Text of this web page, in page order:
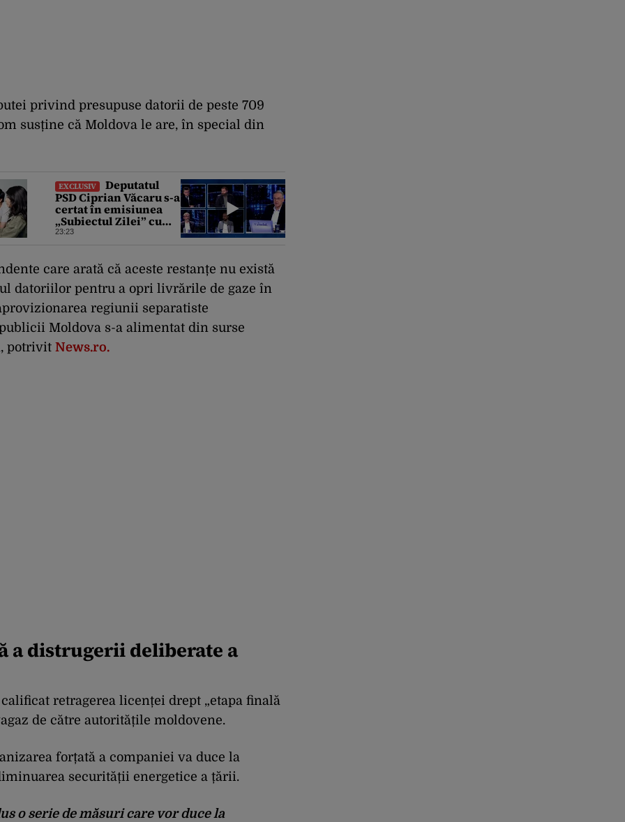
privind presupuse datorii de peste 709
susține că Moldova le are, în special din
EXCLUSIV
Deputatul
PSD Ciprian Văcaru s-a
certat în emisiunea
„Subiectul Zilei” cu
deputatul USR Cezar
scandalului
23:23
care arată că aceste restanțe nu există
datoriilor pentru a opri livrările de gaze în
regiunii separatiste
Moldova s-a alimentat din surse
potrivit News.ro.
a distrugerii deliberate a
retragerea licenței drept „etapa finală
de către autoritățile moldovene.
forțată a companiei va duce la
securității energetice a țării.
o serie de măsuri care vor duce la